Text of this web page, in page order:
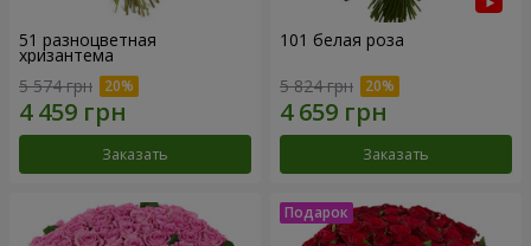
51 разноцветная
хризантема
5 574 грн
Заказать
101 белая роза
5 824 грн
Заказать